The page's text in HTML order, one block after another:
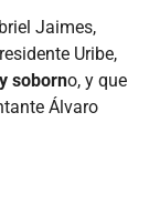
Jaimes,
Uribe,
soborno, y que
Álvaro